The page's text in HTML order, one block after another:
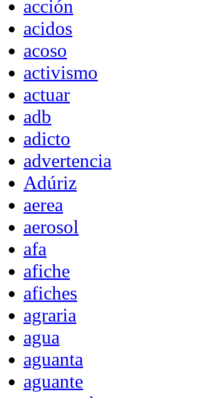
acción
acidos
acoso
activismo
actuar
adb
adicto
advertencia
Adúriz
aerea
aerosol
afa
afiche
afiches
agraria
agua
aguanta
aguante